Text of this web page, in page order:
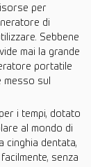
per
di
Sebbene
mai la grande
portatile
messo sul
i tempi, dotato
al mondo di
cinghia dentata,
senza